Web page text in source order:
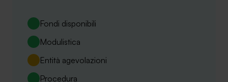
Fondi disponibili
Modulistica
Entità agevolazioni
Procedura